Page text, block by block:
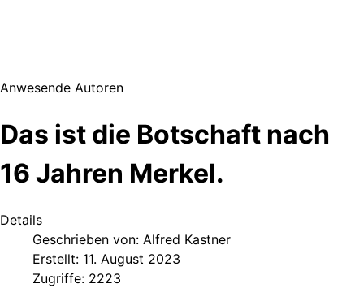
Anwesende Autoren
Das ist die Botschaft nach
16 Jahren Merkel.
Details
Geschrieben von: Alfred Kastner
Erstellt: 11. August 2023
Zugriffe: 2223